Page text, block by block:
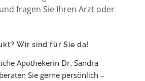
fragen Sie Ihren Arzt oder
Wir sind für Sie da!
Apothekerin Dr. Sandra
Sie gerne persönlich –